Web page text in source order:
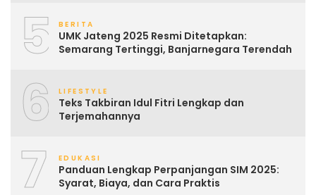
5 BERITA
UMK Jateng 2025 Resmi Ditetapkan:
Semarang Tertinggi, Banjarnegara Terendah
6 LIFESTYLE
Teks Takbiran Idul Fitri Lengkap dan
Terjemahannya
7 EDUKASI
Panduan Lengkap Perpanjangan SIM 2025:
Syarat, Biaya, dan Cara Praktis